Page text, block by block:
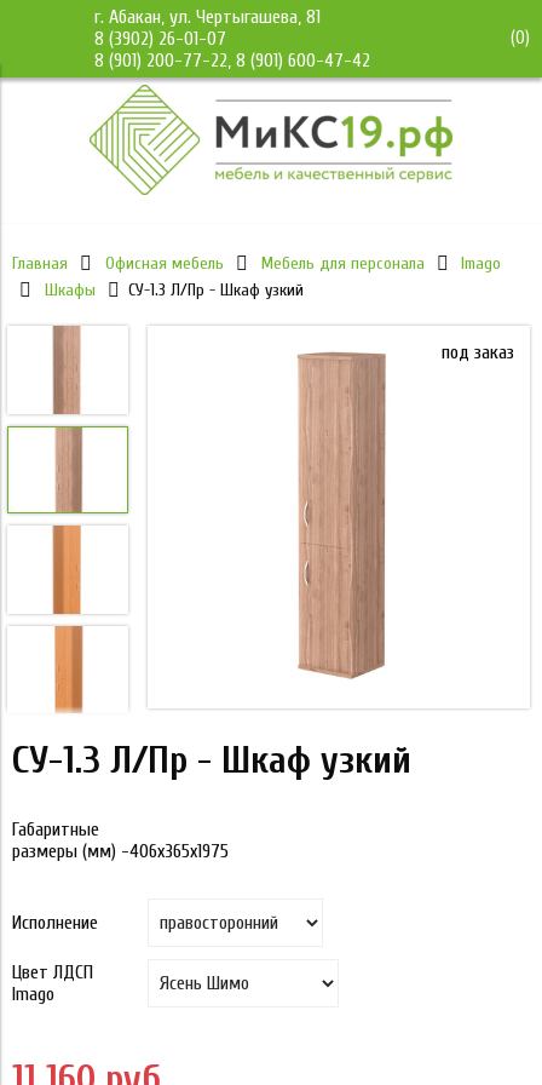
г. Абакан, ул. Чертыгашева, 81
8 (3902) 26-01-07
8 (901) 200-77-22, 8 (901) 600-47-42
(0)
Главная Офисная мебель Мебель для персонала
Imago
Шкафы
СУ-1.3 Л/Пр - Шкаф узкий
под заказ
СУ-1.3 Л/Пр - Шкаф узкий
Габаритные
размеры (мм) -406х365х1975
Исполнение
Цвет ЛДСП
Imago